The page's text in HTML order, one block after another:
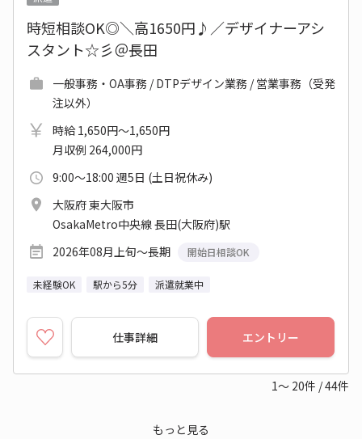
時短相談OK◎＼高1650円♪／デザイナーアシ
スタント☆彡＠長田
一般事務・OA事務 / DTPデザイン業務 / 営業事務（受発
注以外）
時給 1,650円～1,650円
月収例 264,000円
9:00～18:00 週5日 (土日祝休み)
大阪府 東大阪市
OsakaMetro中央線 長田(大阪府)駅
2026年08月上旬～長期
開始日相談OK
未経験OK 駅から5分 派遣就業中
仕事詳細 エントリー
1～ 20件 /44件
もっと見る